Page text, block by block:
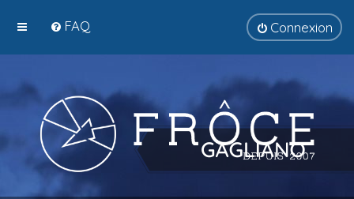
FAQ Connexion